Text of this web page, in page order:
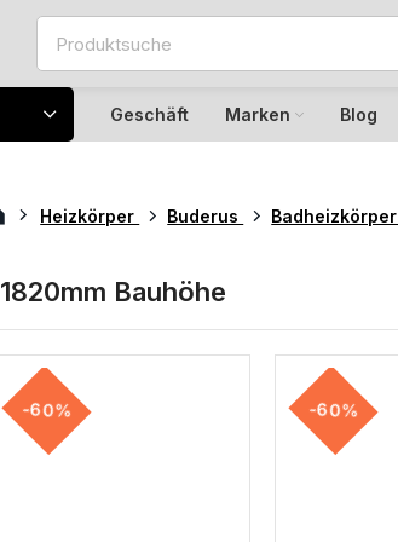
Geschäft Marken Blog
Heizkörper Buderus Badheizkörper
1820mm Bauhöhe
-60% -60%